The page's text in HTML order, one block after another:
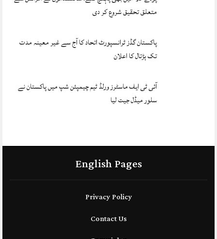
متعلق تحقیق شروع کر دی
پاکستان گڈز ٹرانسپورٹ اتحاد کا آج سے غیر معینہ مدت
تک ہڑتال کا اعلان
آئی ٹی ایف ماسٹرز ورلڈ ٹیم چیمپئن شپ میں پاکستان نے
سلور میڈل جیت لیا
English Pages
Privacy Policy
Contact Us